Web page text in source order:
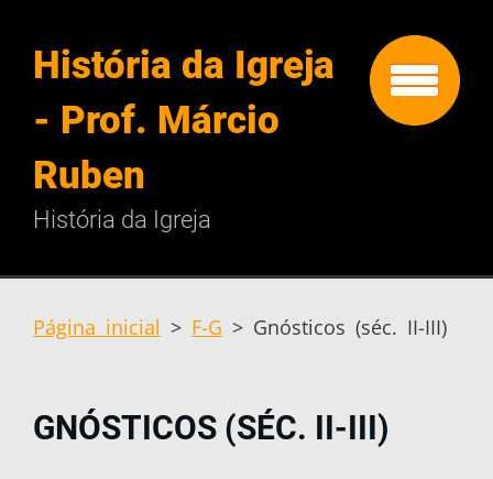
História da Igreja
- Prof. Márcio
Ruben
História da Igreja
Página inicial > F-G > Gnósticos (séc. II-III)
GNÓSTICOS (SÉC. II-III)